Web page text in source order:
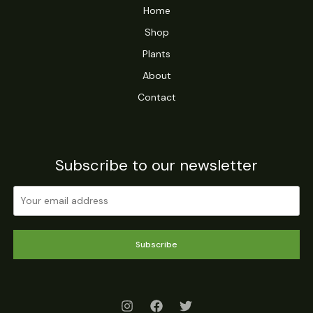
Home
Shop
Plants
About
Contact
Subscribe to our newsletter
Subscribe